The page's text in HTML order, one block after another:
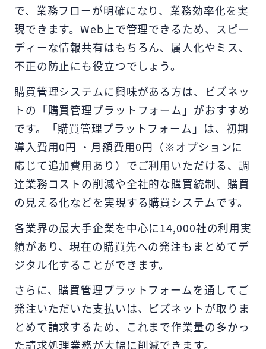
で、業務フローが明確になり、業務効率化を実
現できます。Web上で管理できるため、スピー
ディーな情報共有はもちろん、属人化やミス、
不正の防止にも役立つでしょう。
購買管理システムに興味がある方は、ビズネッ
トの「購買管理プラットフォーム」がおすすめ
です。「購買管理プラットフォーム」は、初期
導入費用0円 ・月額費用0円（※オプションに
応じて追加費用あり）でご利用いただける、調
達業務コストの削減や全社的な購買統制、購買
の見える化などを実現する購買システムです。
各業界の最大手企業を中心に14,000社の利用実
績があり、現在の購買先への発注もまとめてデ
ジタル化することができます。
さらに、購買管理プラットフォームを通してご
発注いただいた支払いは、ビズネットが取りま
とめて請求するため、これまで作業量の多かっ
た請求処理業務が大幅に削減できます。